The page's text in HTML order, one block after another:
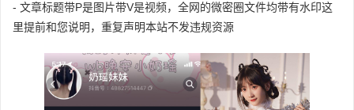
- 文章标题带P是图片带V是视频，全网的微密圈文件均带有水印这
里提前和您说明，重复声明本站不发违规资源